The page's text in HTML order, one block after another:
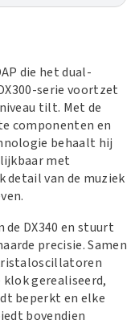
die het dual-
serie voortzet
tilt. Met de
componenten en
behaalt hij
met
detail van de muziek
de DX340 en stuurt
precisie. Samen
gerealiseerd,
beperkt en elke
bovendien